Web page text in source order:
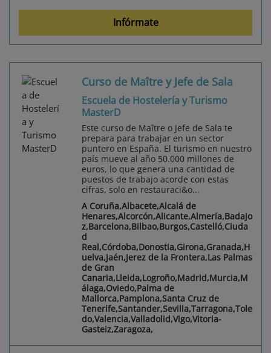
Infórmate
Curso de Maître y Jefe de Sala
Escuela de Hostelería y Turismo
MasterD
Este curso de Maître o Jefe de Sala te
prepara para trabajar en un sector
puntero en España. El turismo en nuestro
país mueve al año 50.000 millones de
euros, lo que genera una cantidad de
puestos de trabajo acorde con estas
cifras, solo en restauraci&o...
A Coruña,Albacete,Alcalá de
Henares,Alcorcón,Alicante,Almería,Badajo
z,Barcelona,Bilbao,Burgos,Castelló,Ciuda
d
Real,Córdoba,Donostia,Girona,Granada,H
uelva,Jaén,Jerez de la Frontera,Las Palmas
de Gran
Canaria,Lleida,Logroño,Madrid,Murcia,M
álaga,Oviedo,Palma de
Mallorca,Pamplona,Santa Cruz de
Tenerife,Santander,Sevilla,Tarragona,Tole
do,Valencia,Valladolid,Vigo,Vitoria-
Gasteiz,Zaragoza,